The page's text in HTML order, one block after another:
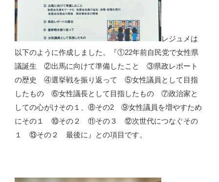
レジュメは
以下のように作成しました。『①22年前自民党で女性県
議誕生 ②出馬に向けて準備したこと ③県政レポート
の歴史 ④選挙戦を振り返って ⑤女性議員として目指
したもの ⑥女性議長として目指したもの ⑦政治家と
しての心がけその１、⑧その2 ⑨女性議員を増やすため
にその１ ⑩その２ ⑪その３ ⑫次世代につなぐその
１ ⑬その２ 最後に』との項目です。